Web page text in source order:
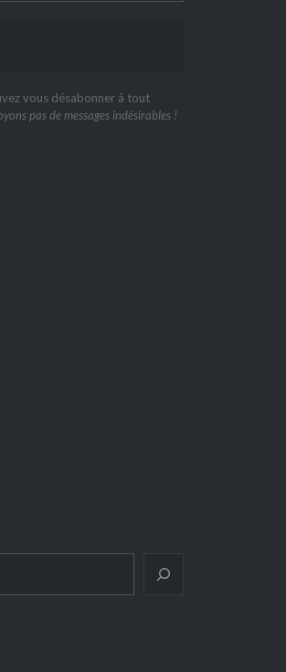
vous désabonner à tout
pas de messages indésirables !